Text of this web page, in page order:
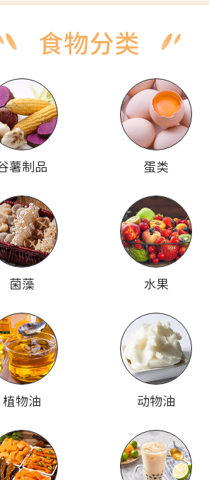
薯制品 蛋类
菌藻 水果
植物油 动物油